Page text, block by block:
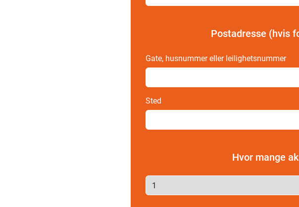
Postadresse (hvis
Gate, husnummer eller leilighetsnummer
Sted
Hvor mange